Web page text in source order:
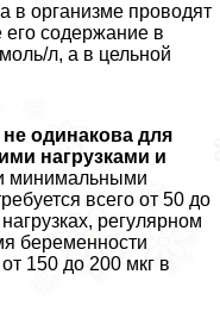
в организме проводят
содержание в
л, а в цельной
одинакова для
нагрузками и
минимальными
всего от 50 до
регулярном
беременности
150 до 200 мкг в